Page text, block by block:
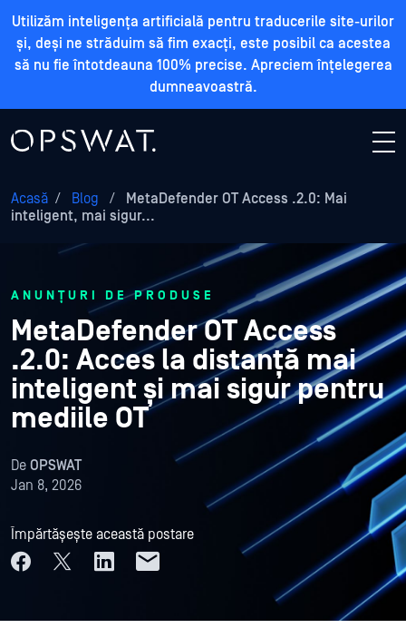
Utilizăm inteligența artificială pentru traducerile site-urilor
și, deși ne străduim să fim exacți, este posibil ca acestea
să nu fie întotdeauna 100% precise. Apreciem înțelegerea
dumneavoastră.
Acasă / Blog /
MetaDefender OT Access .2.0: Mai
inteligent, mai sigur...
ANUNȚURI DE PRODUSE
MetaDefender OT Access
.2.0: Acces la distanță mai
inteligent și mai sigur pentru
mediile OT
De OPSWAT
Jan 8, 2026
Împărtășește această postare